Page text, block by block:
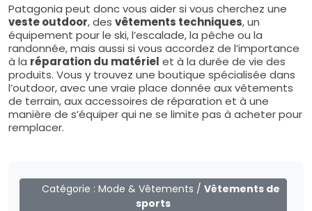
Patagonia peut donc vous aider si vous cherchez une
veste outdoor, des vêtements techniques, un
équipement pour le ski, l’escalade, la pêche ou la
randonnée, mais aussi si vous accordez de l’importance
à la réparation du matériel et à la durée de vie des
produits. Vous y trouvez une boutique spécialisée dans
l’outdoor, avec une vraie place donnée aux vêtements
de terrain, aux accessoires de réparation et à une
manière de s’équiper qui ne se limite pas à acheter pour
remplacer.
Catégorie : Mode & Vêtements / Vêtements de
sports